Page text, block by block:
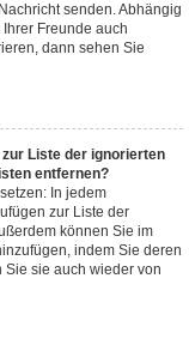
senden. Abhängig
Freunde auch
dann sehen Sie
Liste der ignorierten
entfernen?
In jedem
zur Liste der
können Sie im
indem Sie deren
Sie sie auch wieder von